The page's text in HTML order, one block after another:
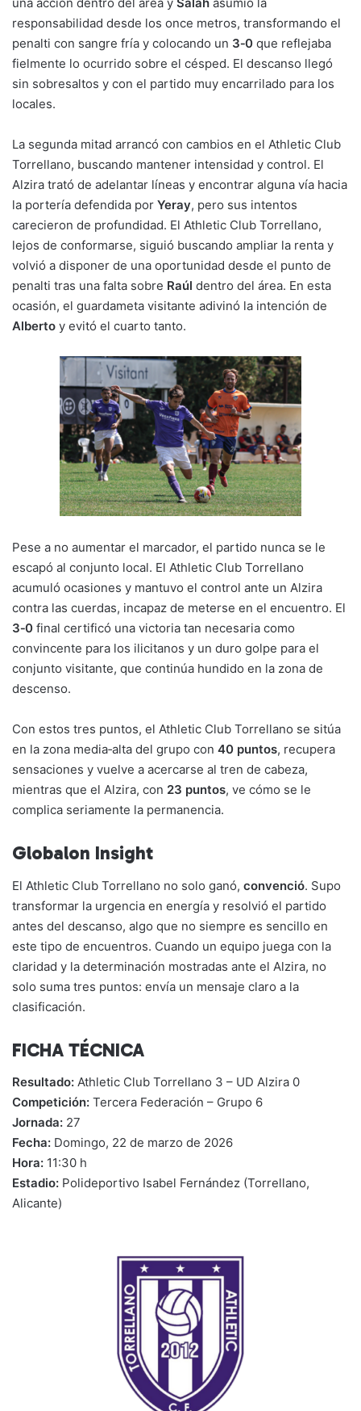
responsabilidad desde los once metros, transformando el
penalti con sangre fría y colocando un 3‑0 que reflejaba
fielmente lo ocurrido sobre el césped. El descanso llegó
sin sobresaltos y con el partido muy encarrilado para los
locales.
La segunda mitad arrancó con cambios en el Athletic Club
Torrellano, buscando mantener intensidad y control. El
Alzira trató de adelantar líneas y encontrar alguna vía hacia
la portería defendida por Yeray, pero sus intentos
carecieron de profundidad. El Athletic Club Torrellano,
lejos de conformarse, siguió buscando ampliar la renta y
volvió a disponer de una oportunidad desde el punto de
penalti tras una falta sobre Raúl dentro del área. En esta
ocasión, el guardameta visitante adivinó la intención de
Alberto y evitó el cuarto tanto.
Pese a no aumentar el marcador, el partido nunca se le
escapó al conjunto local. El Athletic Club Torrellano
acumuló ocasiones y mantuvo el control ante un Alzira
contra las cuerdas, incapaz de meterse en el encuentro. El
3‑0 final certificó una victoria tan necesaria como
convincente para los ilicitanos y un duro golpe para el
conjunto visitante, que continúa hundido en la zona de
descenso.
Con estos tres puntos, el Athletic Club Torrellano se sitúa
en la zona media‑alta del grupo con 40 puntos, recupera
sensaciones y vuelve a acercarse al tren de cabeza,
mientras que el Alzira, con 23 puntos, ve cómo se le
complica seriamente la permanencia.
Globalon Insight
El Athletic Club Torrellano no solo ganó, convenció. Supo
transformar la urgencia en energía y resolvió el partido
antes del descanso, algo que no siempre es sencillo en
este tipo de encuentros. Cuando un equipo juega con la
claridad y la determinación mostradas ante el Alzira, no
solo suma tres puntos: envía un mensaje claro a la
clasificación.
FICHA TÉCNICA
Resultado: Athletic Club Torrellano 3 – UD Alzira 0
Competición: Tercera Federación – Grupo 6
Jornada: 27
Fecha: Domingo, 22 de marzo de 2026
Hora: 11:30 h
Estadio: Polideportivo Isabel Fernández (Torrellano,
Alicante)